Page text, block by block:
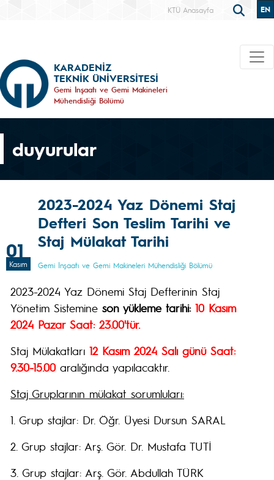
KTÜ Anasayfa EN
KARADENİZ
TEKNİK ÜNİVERSİTESİ
Gemi İnşaatı ve Gemi Makineleri
Mühendisliği Bölümü
duyurular
01
Kasım
2023-2024 Yaz Dönemi Staj
Defteri Son Teslim Tarihi ve
Staj Mülakat Tarihi
Gemi İnşaatı ve Gemi Makineleri Mühendisliği Bölümü
2023-2024 Yaz Dönemi Staj Defterinin Staj
Yönetim Sistemine son yükleme tarihi: 10 Kasım
2024 Pazar Saat: 23.00'tür.
Staj Mülakatları 12 Kasım 2024 Salı günü Saat:
9.30-15.00 aralığında yapılacaktır.
Staj Gruplarının mülakat sorumluları:
1. Grup stajlar: Dr. Öğr. Üyesi Dursun SARAL
2. Grup stajlar: Arş. Gör. Dr. Mustafa TUTİ
3. Grup stajlar: Arş. Gör. Abdullah TÜRK